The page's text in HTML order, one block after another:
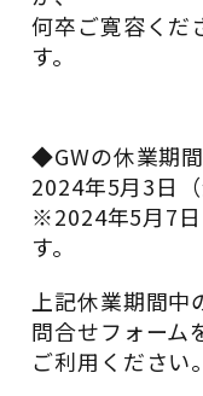
何卒ご寛容くだ
す。
◆GWの休業期間
2024年5月3日
※2024年5月7日
す。
上記休業期間
問合せフォーム
ご利用ください。